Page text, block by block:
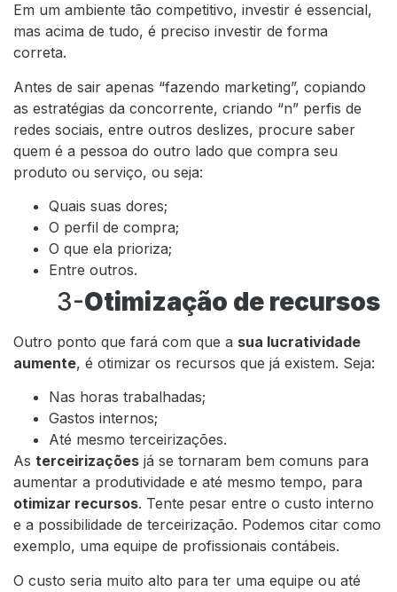
Em um ambiente tão competitivo, investir é essencial,
mas acima de tudo, é preciso investir de forma
correta.
Antes de sair apenas “fazendo marketing”, copiando
as estratégias da concorrente, criando “n” perfis de
redes sociais, entre outros deslizes, procure saber
quem é a pessoa do outro lado que compra seu
produto ou serviço, ou seja:
Quais suas dores;
O perfil de compra;
O que ela prioriza;
Entre outros.
3-Otimização de recursos
Outro ponto que fará com que a sua lucratividade
aumente, é otimizar os recursos que já existem. Seja:
Nas horas trabalhadas;
Gastos internos;
Até mesmo terceirizações.
As terceirizações já se tornaram bem comuns para
aumentar a produtividade e até mesmo tempo, para
otimizar recursos. Tente pesar entre o custo interno
e a possibilidade de terceirização. Podemos citar como
exemplo, uma equipe de profissionais contábeis.
O custo seria muito alto para ter uma equipe ou até